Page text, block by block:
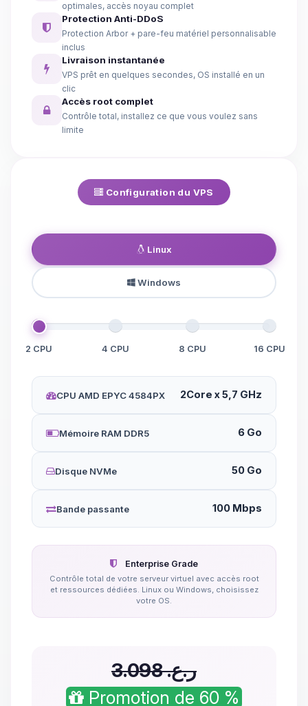
optimales, accès noyau complet
Protection Anti-DDoS
Protection Arbor + pare-feu matériel personnalisable
inclus
Livraison instantanée
VPS prêt en quelques secondes, OS installé en un
clic
Accès root complet
Contrôle total, installez ce que vous voulez sans
limite
Configuration du VPS
Linux
Windows
2 CPU 4 CPU 8 CPU 16 CPU
CPU AMD EPYC 4584PX 2Core x 5,7 GHz
Mémoire RAM DDR5 6 Go
Disque NVMe 50 Go
Bande passante 100 Mbps
Enterprise Grade
Contrôle total de votre serveur virtuel avec accès root
et ressources dédiées. Linux ou Windows, choisissez
votre OS.
3.098 ر.ع.‏
Promotion de 60 %